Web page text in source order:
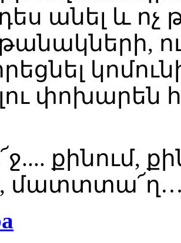
անել և ոչ
փոխարեն
քինում,